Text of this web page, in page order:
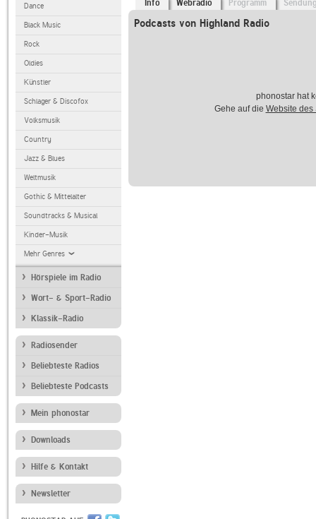
Dance
Black Music
Rock
Oldies
Künstler
Schlager & Discofox
Volksmusik
Country
Jazz & Blues
Weltmusik
Gothic & Mittelalter
Soundtracks & Musical
Kinder-Musik
Mehr Genres
Hörspiele im Radio
Wort- & Sport-Radio
Klassik-Radio
Radiosender
Beliebteste Radios
Beliebteste Podcasts
Mein phonostar
Downloads
Hilfe & Kontakt
Newsletter
Info Webradio Programm
Podcasts von Highland Radio
phonostar hat
Gehe auf die Website des